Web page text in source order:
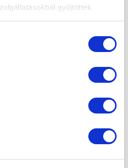
gyűjtöttek.
fűszerpaprika
tárolása
dióféléket.